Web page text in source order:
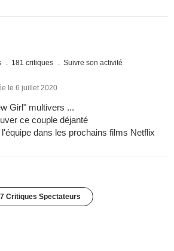
181 critiques Suivre son activité
le 6 juillet 2020
Girl" multivers ...
ce couple déjanté
dans les prochains films Netflix
7 Critiques Spectateurs